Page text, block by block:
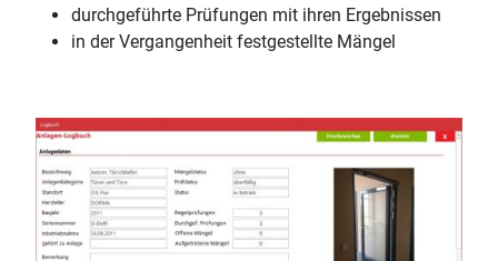
durchgeführte Prüfungen mit ihren Ergebnissen
in der Vergangenheit festgestellte Mängel